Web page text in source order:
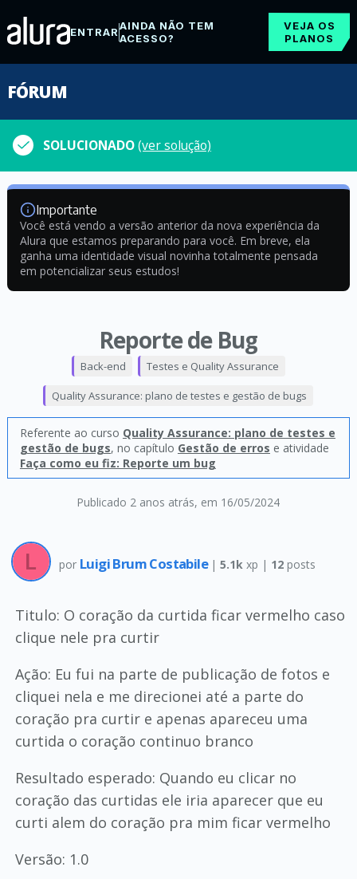
ENTRARAINDA NÃO TEM
ACESSO?
VEJA OS
PLANOS
FÓRUM
SOLUCIONADO(ver solução)
Importante
Você está vendo a versão anterior da nova experiência da
Alura que estamos preparando para você. Em breve, ela
ganha uma identidade visual novinha totalmente pensada
em potencializar seus estudos!
Reporte de Bug
Publicado 2 anos atrás, em 16/05/2024
Back-end Testes e Quality Assurance
Quality Assurance: plano de testes e gestão de bugs
Referente ao curso Quality Assurance: plano de testes e
gestão de bugs, no capítulo Gestão de erros e atividade
Faça como eu fiz: Reporte um bug
por Luigi Brum Costabile |5.1k xp | 12 posts
Titulo: O coração da curtida ficar vermelho caso
clique nele pra curtir
Ação: Eu fui na parte de publicação de fotos e
cliquei nela e me direcionei até a parte do
coração pra curtir e apenas apareceu uma
curtida o coração continuo branco
Resultado esperado: Quando eu clicar no
coração das curtidas ele iria aparecer que eu
curti alem do coração pra mim ficar vermelho
Versão: 1.0